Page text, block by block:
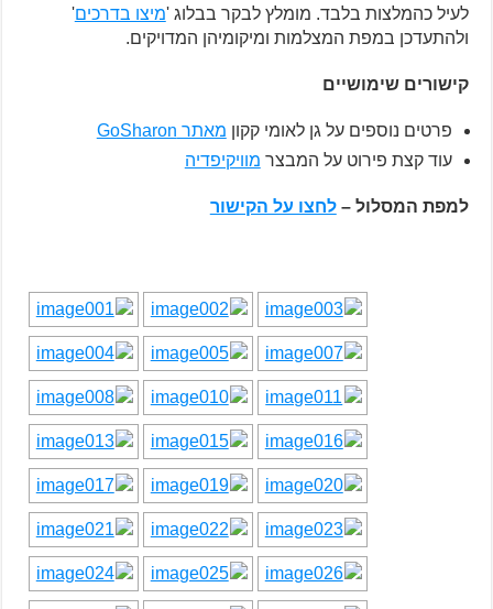
לעיל כהמלצות בלבד. מומלץ לבקר בבלוג 'מיצו בדרכים'
ולהתעדכן במפת המצלמות ומיקומיהן המדויקים.
קישורים שימושיים
פרטים נוספים על גן לאומי קקון מאתר GoSharon
עוד קצת פירוט על המבצר מוויקיפדיה
למפת המסלול –לחצו על הקישור